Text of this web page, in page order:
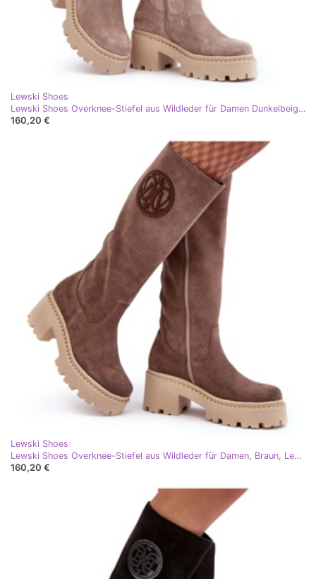
Lewski Shoes
Lewski Shoes Overknee-Stiefel aus Wildleder für Damen Dunkelbeige Lewski 3367
160,20 €
Lewski Shoes
Lewski Shoes Overknee-Stiefel aus Wildleder für Damen, Braun, Lewski 3367
160,20 €